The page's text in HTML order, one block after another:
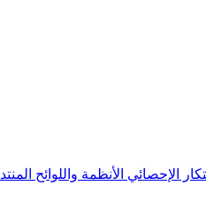
الإحصائي الأنظمة واللوائح